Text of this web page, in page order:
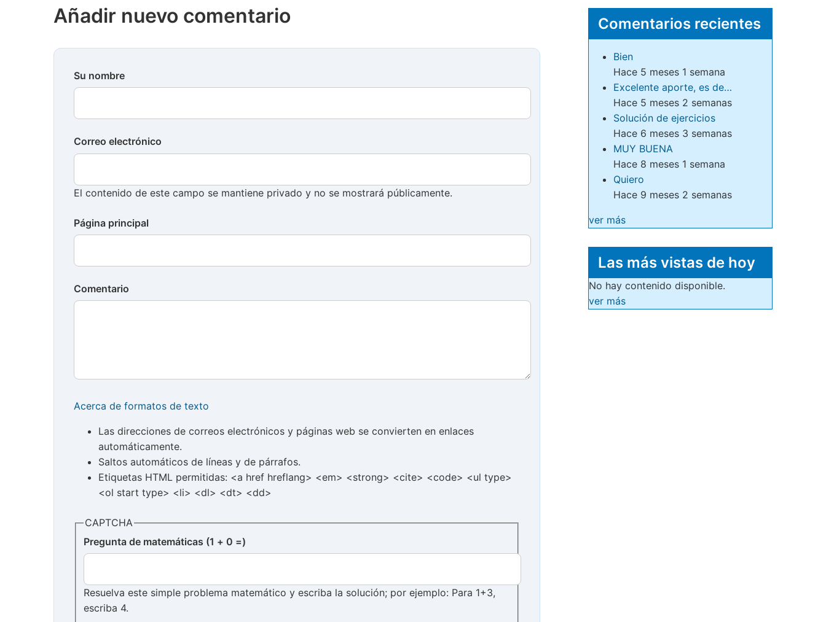
Añadir nuevo comentario
Su nombre
Correo electrónico
El contenido de este campo se mantiene privado y no se mostrará públicamente.
Página principal
Comentario
Acerca de formatos de texto
Las direcciones de correos electrónicos y páginas web se convierten en enlaces
automáticamente.
Saltos automáticos de líneas y de párrafos.
Etiquetas HTML permitidas: <a href hreflang> <em> <strong> <cite> <code> <ul type>
<ol start type> <li> <dl> <dt> <dd>
CAPTCHA
Pregunta de matemáticas (1 + 0 =)
Resuelva este simple problema matemático y escriba la solución; por ejemplo: Para 1+3,
escriba 4.
Comentarios recientes
Bien
Hace 5 meses 1 semana
Excelente aporte, es de…
Hace 5 meses 2 semanas
Solución de ejercicios
Hace 6 meses 3 semanas
MUY BUENA
Hace 8 meses 1 semana
Quiero
Hace 9 meses 2 semanas
ver más
Las más vistas de hoy
No hay contenido disponible.
ver más